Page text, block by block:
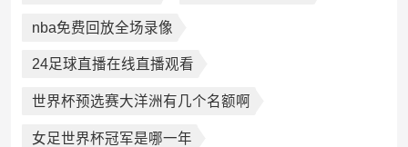
nba免费回放全场录像
24足球直播在线直播观看
世界杯预选赛大洋洲有几个名额啊
女足世界杯冠军是哪一年